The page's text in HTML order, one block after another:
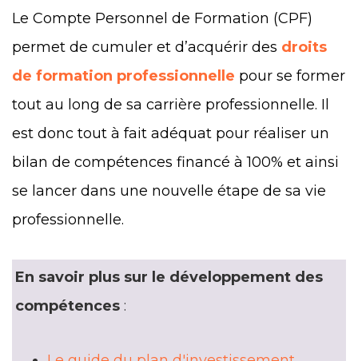
Le Compte Personnel de Formation (CPF)
permet de cumuler et d’acquérir des droits
de formation professionnelle pour se former
tout au long de sa carrière professionnelle. Il
est donc tout à fait adéquat pour réaliser un
bilan de compétences financé à 100% et ainsi
se lancer dans une nouvelle étape de sa vie
professionnelle.
En savoir plus sur le développement des
compétences :